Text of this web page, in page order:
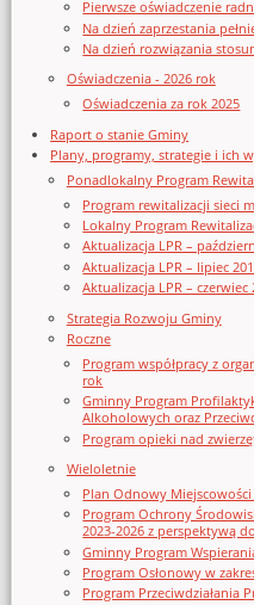
Pierwsze oświadczenie
Na dzień zaprzestania
Na dzień rozwiązania
Oświadczenia - 2026 rok
Oświadczenia za rok 2025
Raport o stanie Gminy
Plany, programy, strategie i ich
Ponadlokalny Program
Program rewitalizacji sieci
Lokalny Program
Aktualizacja LPR –
Aktualizacja LPR – lipiec
Aktualizacja LPR – czerwiec
Strategia Rozwoju Gminy
Roczne
Program współpracy z
rok
Gminny Program
Alkoholowych oraz
Program opieki nad
Wieloletnie
Plan Odnowy
Program Ochrony
2023-2026 z perspektywą
Gminny Program
Program Osłonowy w
Program Przeciwdziałania